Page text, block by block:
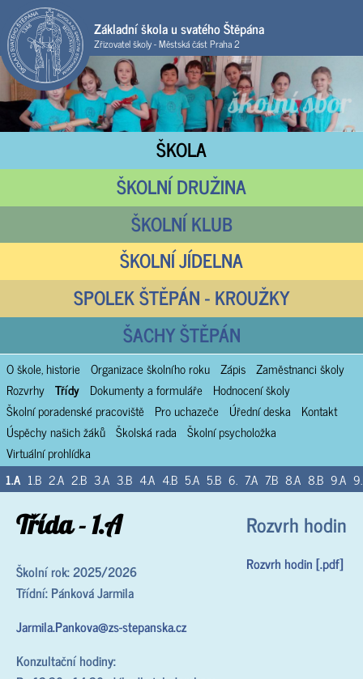
Základní škola u svatého Štěpána
Zřizovatel školy - Městská část Praha 2
ŠKOLA
ŠKOLNÍ DRUŽINA
ŠKOLNÍ KLUB
ŠKOLNÍ JÍDELNA
SPOLEK ŠTĚPÁN - KROUŽKY
ŠACHY ŠTĚPÁN
O škole, historie Organizace školního roku Zápis Zaměstnanci školy
Rozvrhy Třídy Dokumenty a formuláře
Hodnocení školy
Školní poradenské pracoviště
Pro uchazeče Úřední deska
Kontakt
Úspěchy našich žáků Školská rada Školní psycholožka
Virtuální prohlídka
1.A 1.B 2.A 2.B 3.A 3.B 4.A 4.B 5.A 5.B 6. 7.A 7.B 8.A 8.B 9.A
Rozvrh hodin
Rozvrh hodin [.pdf]
Třída - 1.A
Školní rok: 2025/2026
Třídní: Pánková Jarmila
Jarmila.Pankova@zs-stepanska.cz
Konzultační hodiny: